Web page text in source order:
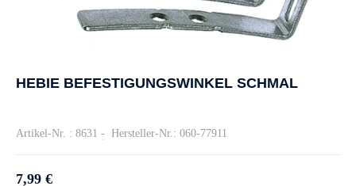
HEBIE BEFESTIGUNGSWINKEL SCHMAL
Artikel-Nr. : 8631 - Hersteller-Nr.: 060-77911
7,99 €